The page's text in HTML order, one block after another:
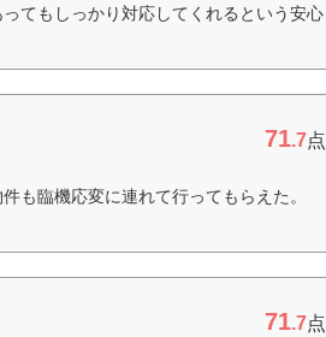
てもしっかり対応してくれるという安心
71.7点
も臨機応変に連れて行ってもらえた。
71.7点